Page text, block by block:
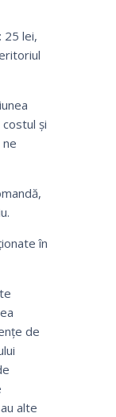
25 lei,
și
în
de
alte